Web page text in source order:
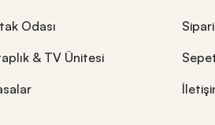
Odası
& TV Ünitesi